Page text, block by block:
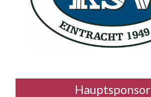
Hauptsponsor